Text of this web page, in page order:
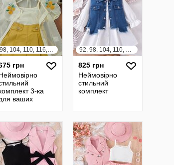
98, 104, 110, 116, 122, 128, 134, 140
грн
3-ка
ваших
92, 98, 104, 110, 116, 122
825 грн
Неймовірно
стильний
комплект